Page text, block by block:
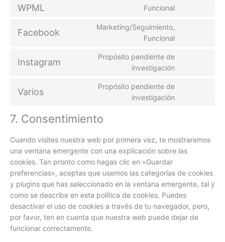
WPML Funcional
Facebook
Marketing/Seguimiento,
Funcional
Instagram
Propósito pendiente de
investigación
Varios
Propósito pendiente de
investigación
7. Consentimiento
Cuando visites nuestra web por primera vez, te mostraremos
una ventana emergente con una explicación sobre las
cookies. Tan pronto como hagas clic en «Guardar
preferencias», aceptas que usemos las categorías de cookies
y plugins que has seleccionado en la ventana emergente, tal y
como se describe en esta política de cookies. Puedes
desactivar el uso de cookies a través de tu navegador, pero,
por favor, ten en cuenta que nuestra web puede dejar de
funcionar correctamente.